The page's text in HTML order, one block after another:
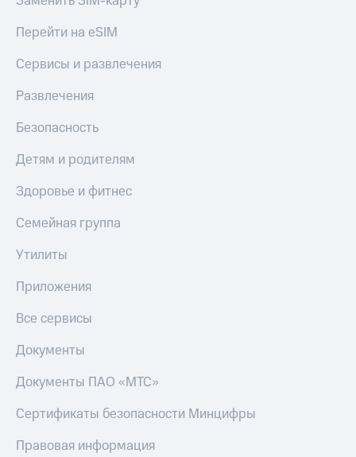
Перейти на eSIM
Сервисы и развлечения
Развлечения
Безопасность
Детям и родителям
Здоровье и фитнес
Семейная группа
Утилиты
Приложения
Все сервисы
Документы
Документы ПАО «МТС»
Сертификаты безопасности Минцифры
Правовая информация